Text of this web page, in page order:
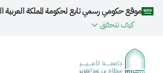
تجاوز إلى المحتوى الرئيسي
موقع حكومي رسمي تابع لحكومة المملكة العربية
كيف تتحقق